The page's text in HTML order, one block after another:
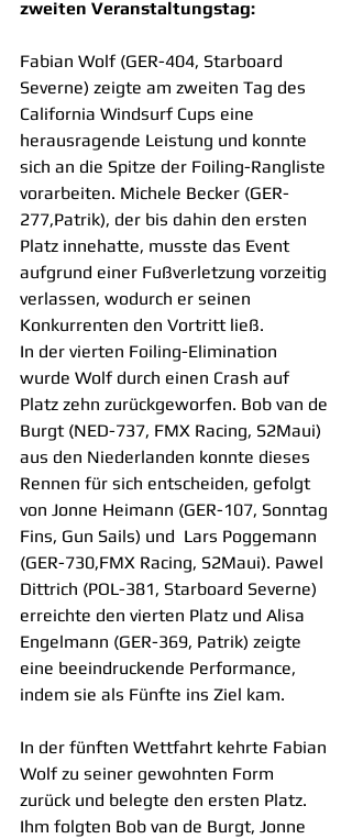
zweiten Veranstaltungstag:
Fabian Wolf (GER-404, Starboard
Severne) zeigte am zweiten Tag des
California Windsurf Cups eine
herausragende Leistung und konnte
sich an die Spitze der Foiling-Rangliste
vorarbeiten. Michele Becker (GER-
277,Patrik), der bis dahin den ersten
Platz innehatte, musste das Event
aufgrund einer Fußverletzung vorzeitig
verlassen, wodurch er seinen
Konkurrenten den Vortritt ließ.
In der vierten Foiling-Elimination
wurde Wolf durch einen Crash auf
Platz zehn zurückgeworfen. Bob van de
Burgt (NED-737, FMX Racing, S2Maui)
aus den Niederlanden konnte dieses
Rennen für sich entscheiden, gefolgt
von Jonne Heimann (GER-107, Sonntag
Fins, Gun Sails) und  Lars Poggemann
(GER-730,FMX Racing, S2Maui). Pawel
Dittrich (POL-381, Starboard Severne)
erreichte den vierten Platz und Alisa
Engelmann (GER-369, Patrik) zeigte
eine beeindruckende Performance,
indem sie als Fünfte ins Ziel kam.
In der fünften Wettfahrt kehrte Fabian
Wolf zu seiner gewohnten Form
zurück und belegte den ersten Platz.
Ihm folgten Bob van de Burgt, Jonne